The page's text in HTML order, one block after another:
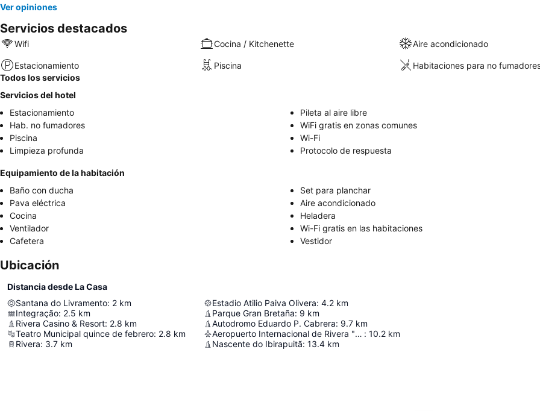
Ver opiniones
Servicios destacados
Wifi Cocina / Kitchenette Aire acondicionado
Estacionamiento Piscina
Habitaciones para no
Todos los servicios
Servicios del hotel
Estacionamiento
Pileta al aire libre
Hab. no fumadores
WiFi gratis en zonas comunes
Piscina
Wi-Fi
Limpieza profunda
Protocolo de respuesta
Equipamiento de la habitación
Baño con ducha
Set para planchar
Pava eléctrica
Aire acondicionado
Cocina
Heladera
Ventilador
Wi-Fi gratis en las habitaciones
Cafetera
Vestidor
Ubicación
Distancia desde La Casa
Santana do Livramento: 2 km
Integração: 2.5 km
Rivera Casino & Resort: 2.8 km
Teatro Municipal quince de febrero: 2.8 km
Rivera: 3.7 km
Estadio Atilio Paiva Olivera: 4.2 km
Parque Gran Bretaña: 9 km
Autodromo Eduardo P. Cabrera: 9.7 km
Aeropuerto Internacional de Rivera "Pte. Gral. Oscar D. Gestido" : 10.2 km
Nascente do Ibirapuitã: 13.4 km